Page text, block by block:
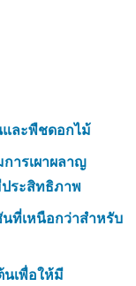
และพืชดอกไม้
ารเผาผลาญ
ประสิทธิภาพ
ที่เหนือกว่าสำหรับ
เพื่อให้มี